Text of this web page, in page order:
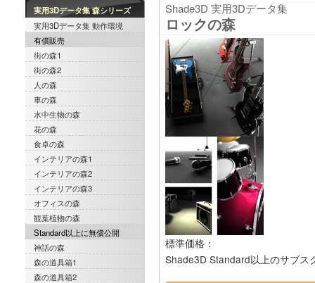
実用3Dデータ集 森シリーズ
実用3Dデータ集 動作環境
有償販売
街の森1
街の森2
人の森
車の森
水中生物の森
花の森
食卓の森
インテリアの森1
インテリアの森2
インテリアの森3
オフィスの森
観葉植物の森
Standard以上に無償公開
神話の森
森の道具箱1
森の道具箱2
Shade3D 実用3Dデータ集
ロックの森
標準価格：
Shade3D Standard以上のサブス